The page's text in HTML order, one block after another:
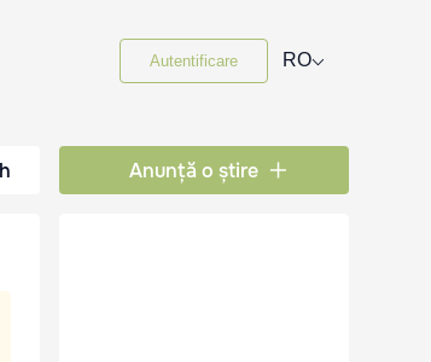
Autentificare RO⌵
Anunță o știre